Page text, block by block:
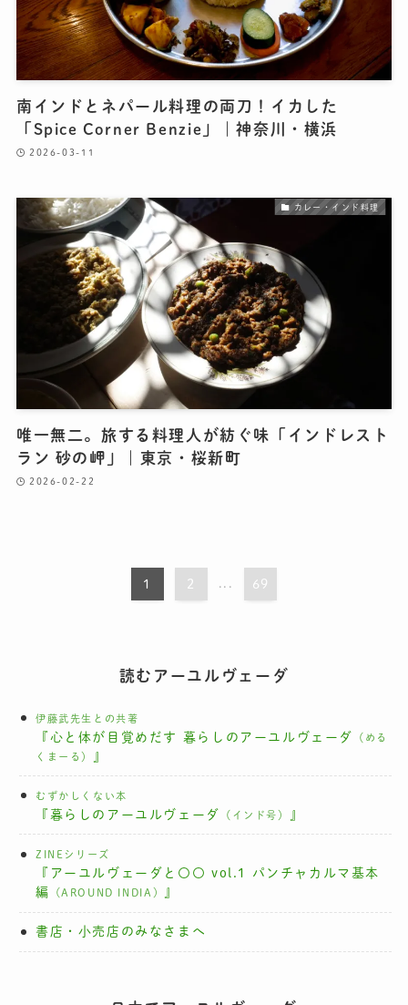
南インドとネパール料理の両刀！イカした
「Spice Corner Benzie」｜神奈川・横浜
2026-03-11
カレー・インド料理
唯一無二。旅する料理人が紡ぐ味「インドレスト
ラン 砂の岬」｜東京・桜新町
2026-02-22
1 2 ... 69
読むアーユルヴェーダ
伊藤武先生との共著
『心と体が目覚めだす 暮らしのアーユルヴェーダ
（める
くまーる）
』
むずかしくない本
『暮らしのアーユルヴェーダ （インド号） 』
ZINEシリーズ
『アーユルヴェーダと〇〇 vol.1 パンチャカルマ基本
編
（AROUND INDIA） 』
書店・小売店のみなさまへ